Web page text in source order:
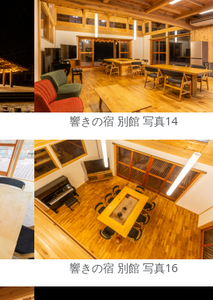
響きの宿 別館 写真14
響きの宿 別館 写真16